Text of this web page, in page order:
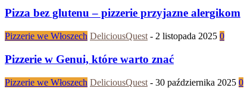
Pizza bez glutenu – pizzerie przyjazne alergikom
Pizzerie we Włoszech DeliciousQuest - 2 listopada 2025 0
Pizzerie w Genui, które warto znać
Pizzerie we Włoszech DeliciousQuest - 30 października 2025 0